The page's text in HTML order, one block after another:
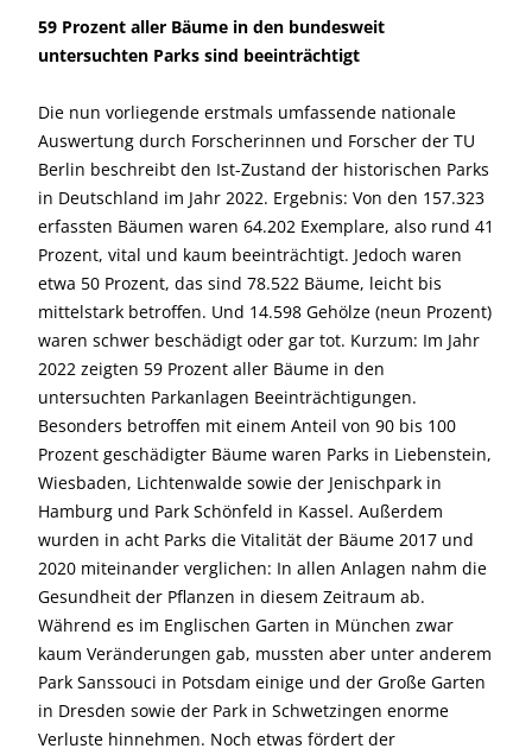
59 Prozent aller Bäume in den bundesweit
untersuchten Parks sind beeinträchtigt
Die nun vorliegende erstmals umfassende nationale
Auswertung durch Forscherinnen und Forscher der TU
Berlin beschreibt den Ist-Zustand der historischen Parks
in Deutschland im Jahr 2022. Ergebnis: Von den 157.323
erfassten Bäumen waren 64.202 Exemplare, also rund 41
Prozent, vital und kaum beeinträchtigt. Jedoch waren
etwa 50 Prozent, das sind 78.522 Bäume, leicht bis
mittelstark betroffen. Und 14.598 Gehölze (neun Prozent)
waren schwer beschädigt oder gar tot. Kurzum: Im Jahr
2022 zeigten 59 Prozent aller Bäume in den
untersuchten Parkanlagen Beeinträchtigungen.
Besonders betroffen mit einem Anteil von 90 bis 100
Prozent geschädigter Bäume waren Parks in Liebenstein,
Wiesbaden, Lichtenwalde sowie der Jenischpark in
Hamburg und Park Schönfeld in Kassel. Außerdem
wurden in acht Parks die Vitalität der Bäume 2017 und
2020 miteinander verglichen: In allen Anlagen nahm die
Gesundheit der Pflanzen in diesem Zeitraum ab.
Während es im Englischen Garten in München zwar
kaum Veränderungen gab, mussten aber unter anderem
Park Sanssouci in Potsdam einige und der Große Garten
in Dresden sowie der Park in Schwetzingen enorme
Verluste hinnehmen. Noch etwas fördert der